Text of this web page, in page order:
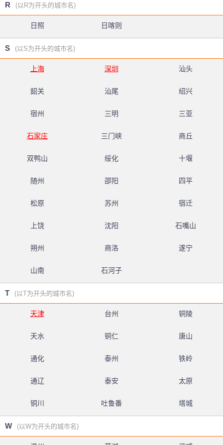
R (以R为开头的城市名)
日照 日喀则
S (以S为开头的城市名)
上海 深圳 汕头
韶关 汕尾 绍兴
宿州 三明 三亚
石家庄 三门峡 商丘
双鸭山 绥化 十堰
随州 邵阳 四平
松原 苏州 宿迁
上饶 沈阳 石嘴山
朔州 商洛 遂宁
山南 石河子
T (以T为开头的城市名)
天津 台州 铜陵
天水 铜仁 唐山
通化 泰州 铁岭
通辽 泰安 太原
铜川 吐鲁番 塔城
W (以W为开头的城市名)